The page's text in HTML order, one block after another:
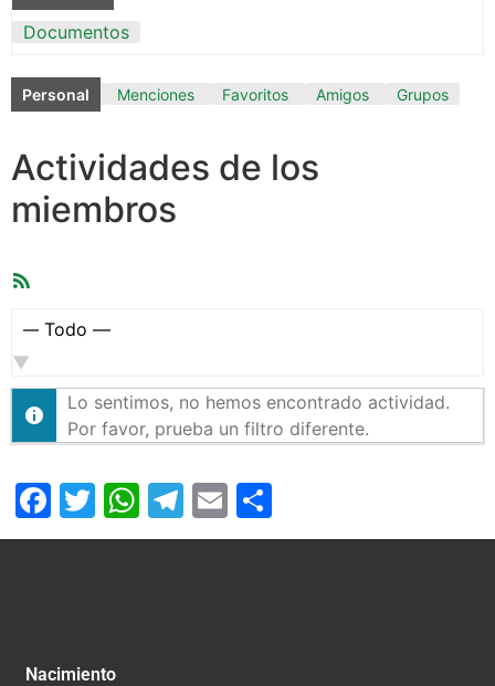
Documentos
Personal Menciones Favoritos Amigos Grupos
Actividades de los
miembros
Mostrar:
Lo sentimos, no hemos encontrado actividad.
Por favor, prueba un filtro diferente.
Facebook
Twitter
WhatsApp
Telegram
Email
Nacimiento